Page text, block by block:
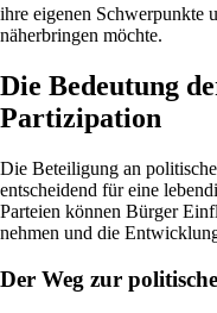
ihre eigenen Schwerpunkte
näherbringen möchte.
Die Bedeutung
Partizipation
Die Beteiligung an
entscheidend für eine
Parteien können Bürger
nehmen und die
Der Weg zur